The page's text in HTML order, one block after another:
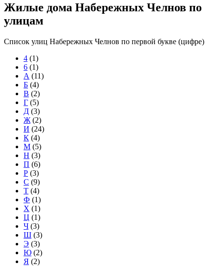
Жилые дома Набережных Челнов по
улицам
Список улиц Набережных Челнов по первой букве (цифре)
4 (1)
6 (1)
А (11)
Б (4)
В (2)
Г (5)
Д (3)
Ж (2)
И (24)
К (4)
М (5)
Н (3)
П (6)
Р (3)
С (9)
Т (4)
Ф (1)
Х (1)
Ц (1)
Ч (3)
Ш (3)
Э (3)
Ю (2)
Я (2)